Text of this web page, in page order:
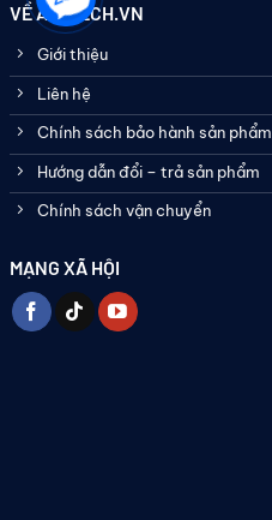
VỀ ASATECH.VN
Giới thiệu
Liên hệ
Chính sách bảo hành sản phẩm
Hướng dẫn đổi – trả sản phẩm
Chính sách vận chuyển
MẠNG XÃ HỘI